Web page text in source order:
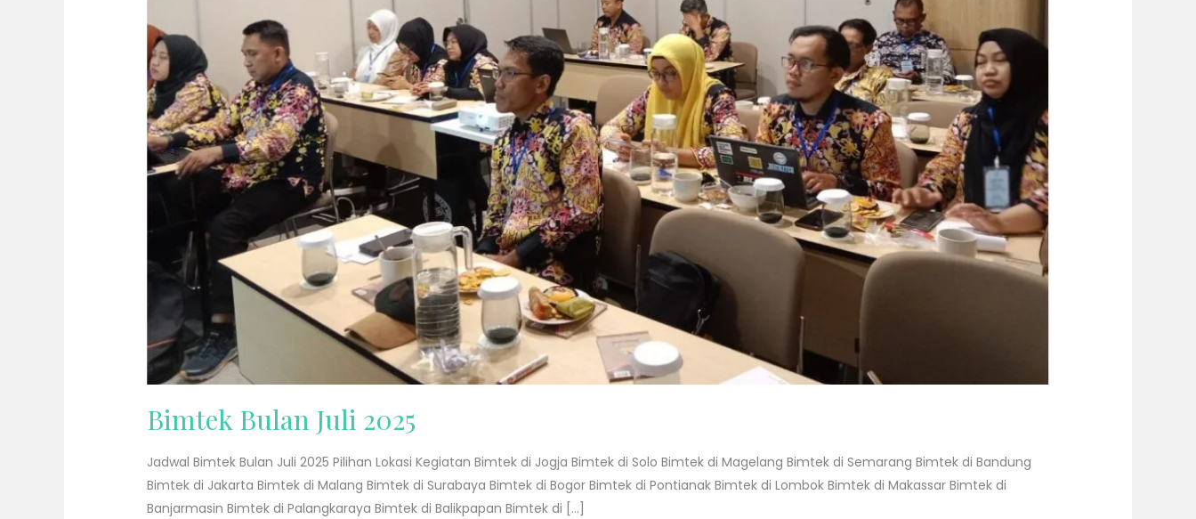
Bimtek Bulan Juli 2025
Jadwal Bimtek Bulan Juli 2025 Pilihan Lokasi Kegiatan Bimtek di Jogja Bimtek di Solo Bimtek di Magelang Bimtek di Semarang Bimtek di Bandung
Bimtek di Jakarta Bimtek di Malang Bimtek di Surabaya Bimtek di Bogor Bimtek di Pontianak Bimtek di Lombok Bimtek di Makassar Bimtek di
Banjarmasin Bimtek di Palangkaraya Bimtek di Balikpapan Bimtek di […]